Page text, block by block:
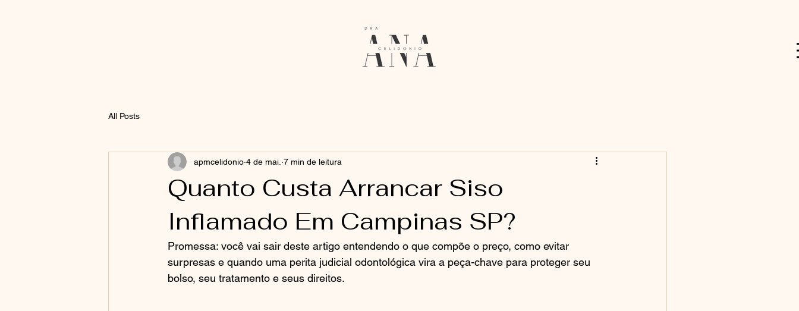
All Posts
Quanto Custa Arrancar Siso
Inflamado Em Campinas SP?
apmcelidonio 4 de mai. 7 min de leitura
Promessa: você vai sair deste artigo entendendo o que compõe o preço, como evitar
surpresas e quando uma perita judicial odontológica vira a peça-chave para proteger seu
bolso, seu tratamento e seus direitos.